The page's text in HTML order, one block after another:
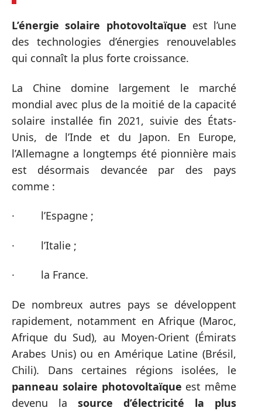
L’énergie solaire photovoltaïque est l’une
des technologies d’énergies renouvelables
qui connaît la plus forte croissance.
La Chine domine largement le marché
mondial avec plus de la moitié de la capacité
solaire installée fin 2021, suivie des États-
Unis, de l’Inde et du Japon. En Europe,
l’Allemagne a longtemps été pionnière mais
est désormais devancée par des pays
comme :
· l’Espagne ;
· l’Italie ;
· la France.
De nombreux autres pays se développent
rapidement, notamment en Afrique (Maroc,
Afrique du Sud), au Moyen-Orient (Émirats
Arabes Unis) ou en Amérique Latine (Brésil,
Chili). Dans certaines régions isolées, le
panneau solaire photovoltaïque est même
devenu la source d’électricité la plus